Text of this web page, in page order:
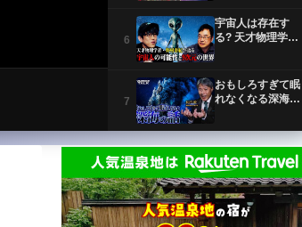
ー チューブ）
2026年7月号
6
宇宙人は存在す
る? 天才物理学
で解説！
7
おもしろすぎて眠
れなくなる深海の
8
【イエス・キリス
トの謎】世界25億
人が信じる男の正
体とは？